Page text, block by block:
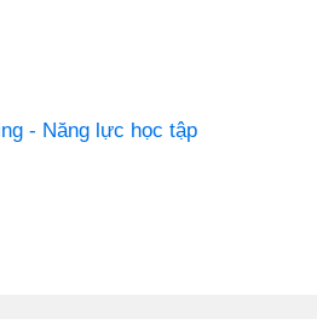
- Năng lực học tập